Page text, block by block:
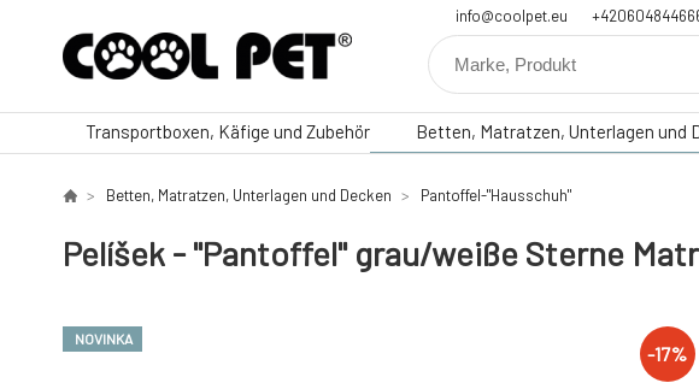
info@coolpet.eu
Transportboxen, Käfige und Zubehör Betten, Matratzen, Unterlagen und
Betten, Matratzen, Unterlagen und Decken Pantoffel-"Hausschuh"
Pelíšek - "Pantoffel" grau/weiße Sterne
NOVINKA
-17%